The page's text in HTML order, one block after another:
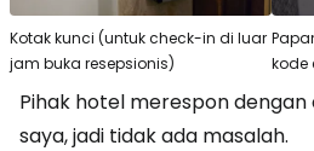
Kotak kunci (untuk check-in di luar
jam buka resepsionis)
kode
Pihak hotel merespon
saya, jadi tidak ada masalah.